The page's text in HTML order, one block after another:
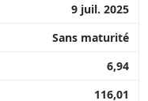
xlsx
9 juil. 2025
Sans maturité
6,94
116,01